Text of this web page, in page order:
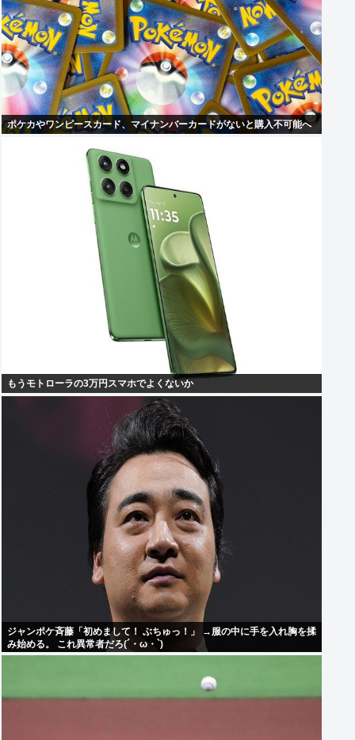
ポケカやワンピースカード、マイナンバーカードがないと購入不可能へ
もうモトローラの3万円スマホでよくないか
ジャンポケ斉藤「初めまして！ ぶちゅっ！」 →服の中に手を入れ胸を揉
み始める。 これ異常者だろ(´・ω・`)